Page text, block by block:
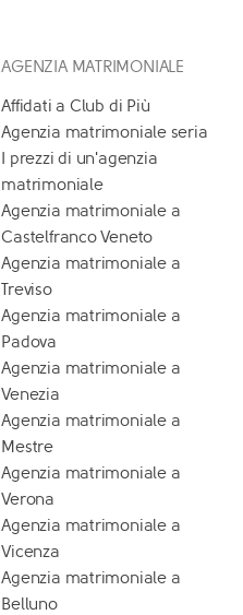
AGENZIA MATRIMONIALE
Affidati a Club di Più
Agenzia matrimoniale seria
I prezzi di un'agenzia
matrimoniale
Agenzia matrimoniale a
Castelfranco Veneto
Agenzia matrimoniale a
Treviso
Agenzia matrimoniale a
Padova
Agenzia matrimoniale a
Venezia
Agenzia matrimoniale a
Mestre
Agenzia matrimoniale a
Verona
Agenzia matrimoniale a
Vicenza
Agenzia matrimoniale a
Belluno